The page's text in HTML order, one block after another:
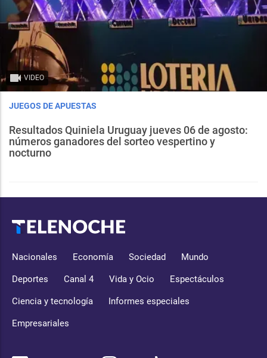
VIDEO
JUEGOS DE APUESTAS
Resultados Quiniela Uruguay jueves 06 de agosto:
números ganadores del sorteo vespertino y
nocturno
Nacionales Economía Sociedad Mundo
Deportes Canal 4 Vida y Ocio Espectáculos
Ciencia y tecnología Informes especiales
Empresariales